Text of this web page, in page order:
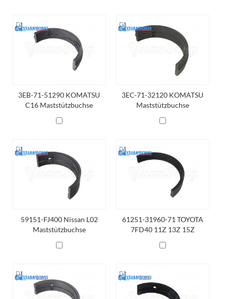
3EB-71-51290 KOMATSU
C16 Maststützbuchse
3EC-71-32120 KOMATSU
Maststützbuchse
59151-FJ400 Nissan L02
Maststützbuchse
61251-31960-71 TOYOTA
7FD40 11Z 13Z 15Z
Maststützbuchse